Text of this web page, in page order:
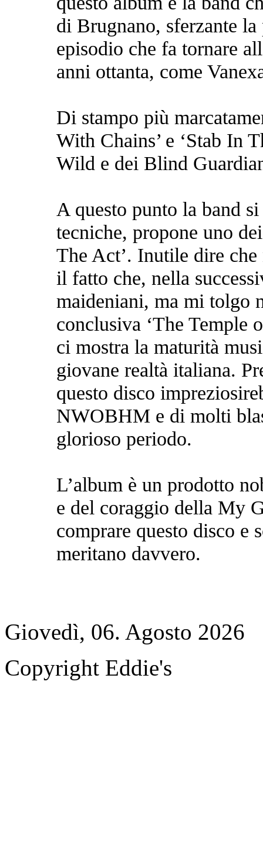
di Brugnano, sferzante
episodio che fa tornare
anni ottanta, come
Di stampo più
With Chains’ e ‘Stab In
Wild e dei Blind
A questo punto la band
tecniche, propone uno
The Act’. Inutile dire
il fatto che, nella
maideniani, ma mi tolgo
conclusiva ‘The Temple
ci mostra la maturità
giovane realtà italiana.
questo disco
NWOBHM e di molti
glorioso periodo.
L’album è un prodotto
e del coraggio della My
comprare questo disco e
meritano davvero.
Giovedì, 06. Agosto 2026
Copyright Eddie's